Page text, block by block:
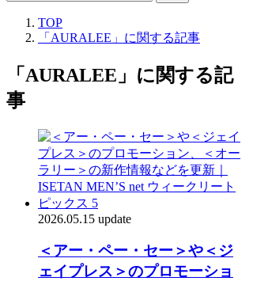
TOP
「AURALEE」に関する記事
「AURALEE」に関する記
事
2026.05.15 update
＜アー・ペー・セー＞や＜ジ
ェイプレス＞のプロモーショ